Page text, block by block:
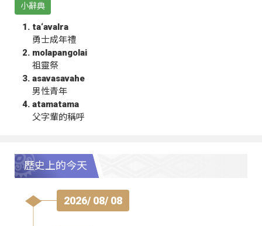
小辭典
ta‘avalra
勇士成年禮
molapangolai
祖靈祭
asavasavahe
男性青年
atamatama
父字輩的稱呼
歷史上的今天
2026/ 08/ 08